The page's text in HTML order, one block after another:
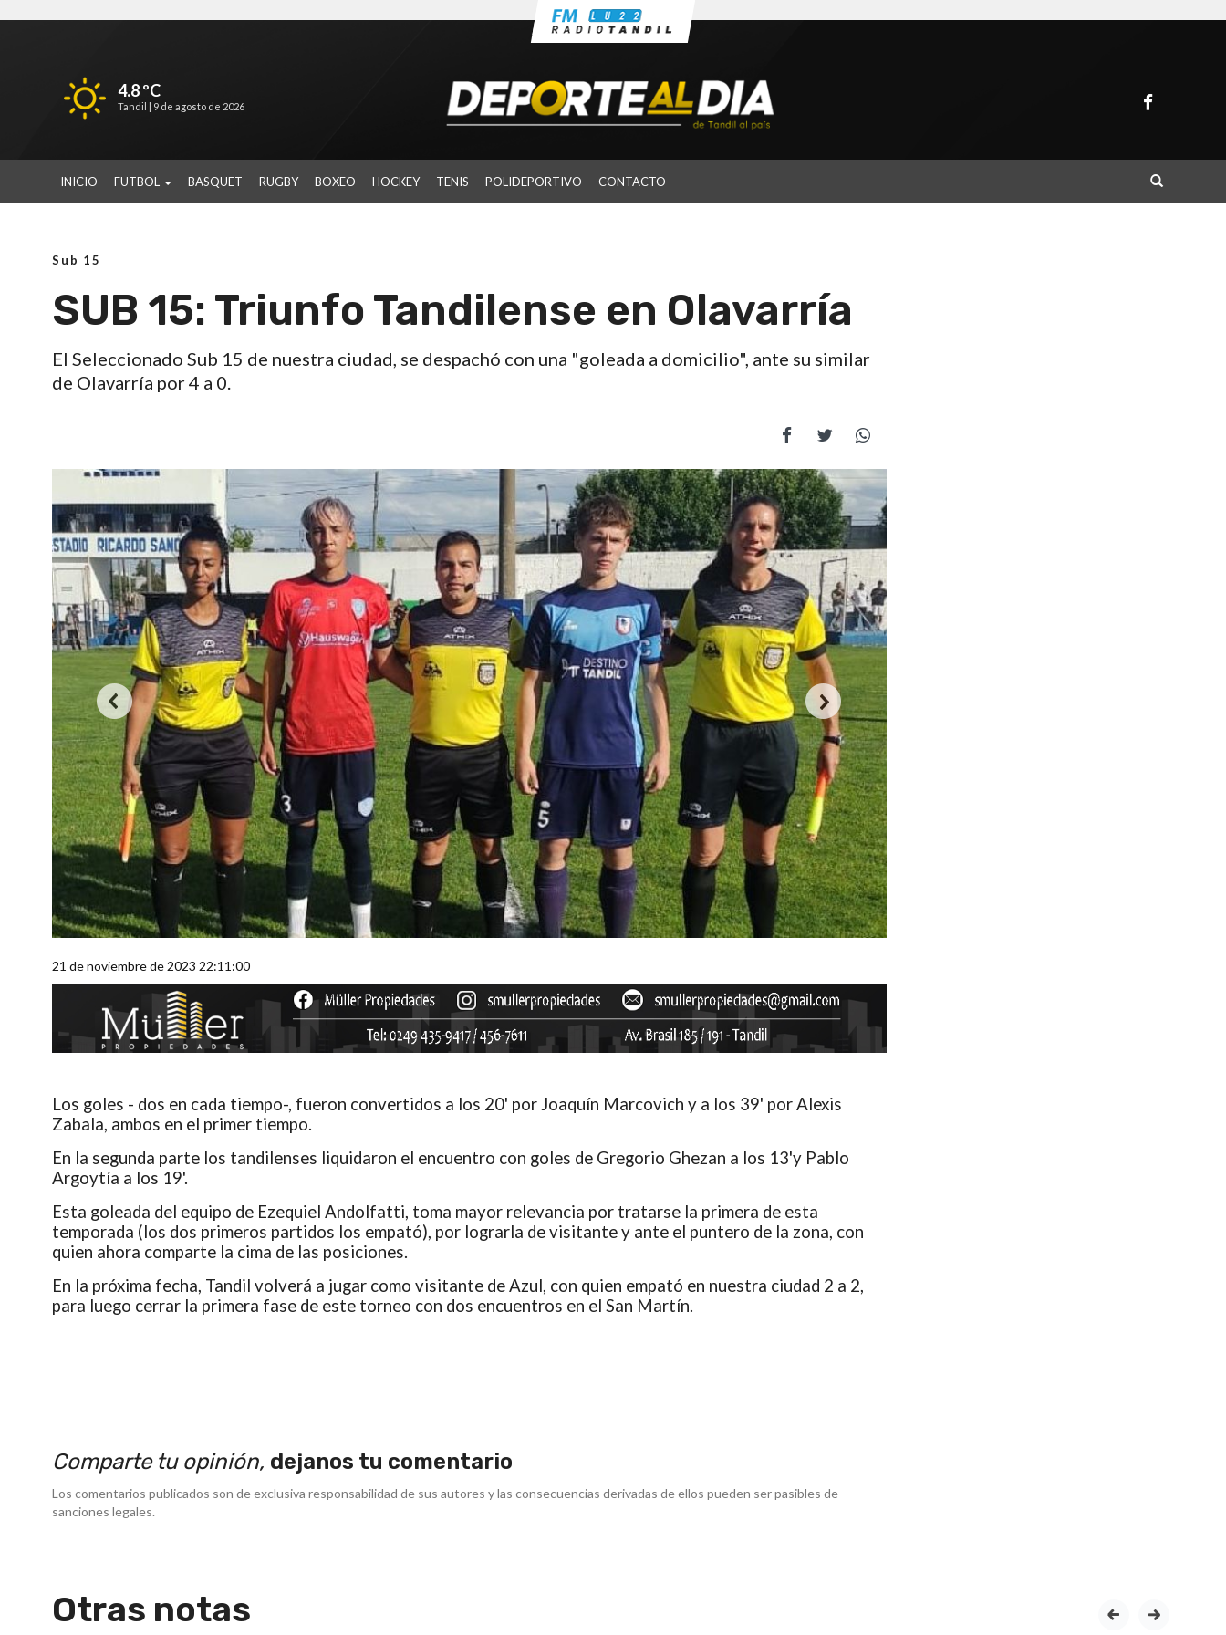
4.8 ºC
Tandil | 9 de agosto de 2026
INICIO FUTBOL BASQUET RUGBY BOXEO HOCKEY TENIS POLIDEPORTIVO CONTACTO
Sub 15
SUB 15: Triunfo Tandilense en Olavarría
El Seleccionado Sub 15 de nuestra ciudad, se despachó con una "goleada a domicilio", ante su similar
de Olavarría por 4 a 0.
21 de noviembre de 2023 22:11:00
Los goles - dos en cada tiempo-, fueron convertidos a los 20' por Joaquín Marcovich y a los 39' por Alexis
Zabala, ambos en el primer tiempo.
En la segunda parte los tandilenses liquidaron el encuentro con goles de Gregorio Ghezan a los 13'y Pablo
Argoytía a los 19'.
Esta goleada del equipo de Ezequiel Andolfatti, toma mayor relevancia por tratarse la primera de esta
temporada (los dos primeros partidos los empató), por lograrla de visitante y ante el puntero de la zona, con
quien ahora comparte la cima de las posiciones.
En la próxima fecha, Tandil volverá a jugar como visitante de Azul, con quien empató en nuestra ciudad 2 a 2,
para luego cerrar la primera fase de este torneo con dos encuentros en el San Martín.
Comparte tu opinión, dejanos tu comentario
Los comentarios publicados son de exclusiva responsabilidad de sus autores y las consecuencias derivadas de ellos pueden ser pasibles de
sanciones legales.
Otras notas prev next